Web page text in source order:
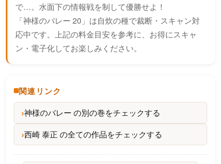
で…。水面下の情報戦を制して優勝せよ！
「神様のバレー 20」は自炊の種で裁断・スキャン対
応中です。上記の料金目安を参考に、お得にスキャ
ン・電子化してお楽しみください。
関連リンク
神様のバレー の別の巻をチェックする
西崎 泰正 の全ての作品をチェックする